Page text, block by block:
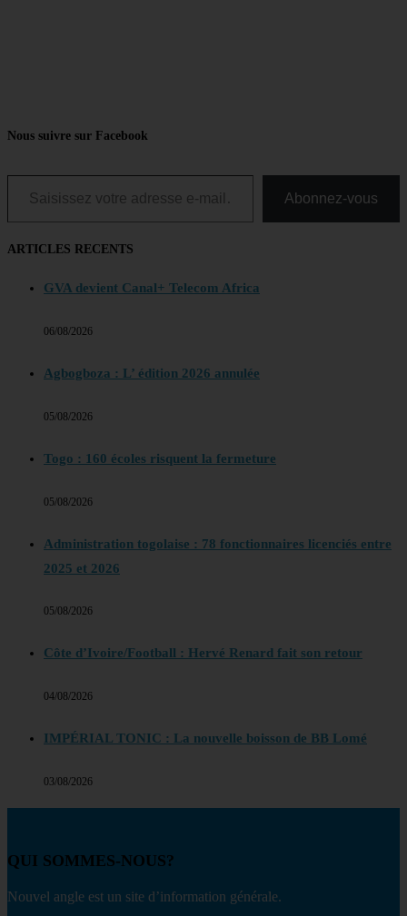
Nous suivre sur Facebook
Saisissez votre adresse e-mail…
Abonnez-vous
ARTICLES RECENTS
GVA devient Canal+ Telecom Africa
06/08/2026
Agbogboza : L’ édition 2026 annulée
05/08/2026
Togo : 160 écoles risquent la fermeture
05/08/2026
Administration togolaise : 78 fonctionnaires licenciés entre
2025 et 2026
05/08/2026
Côte d’Ivoire/Football : Hervé Renard fait son retour
04/08/2026
IMPÉRIAL TONIC : La nouvelle boisson de BB Lomé
03/08/2026
QUI SOMMES-NOUS?
Nouvel angle est un site d’information générale.